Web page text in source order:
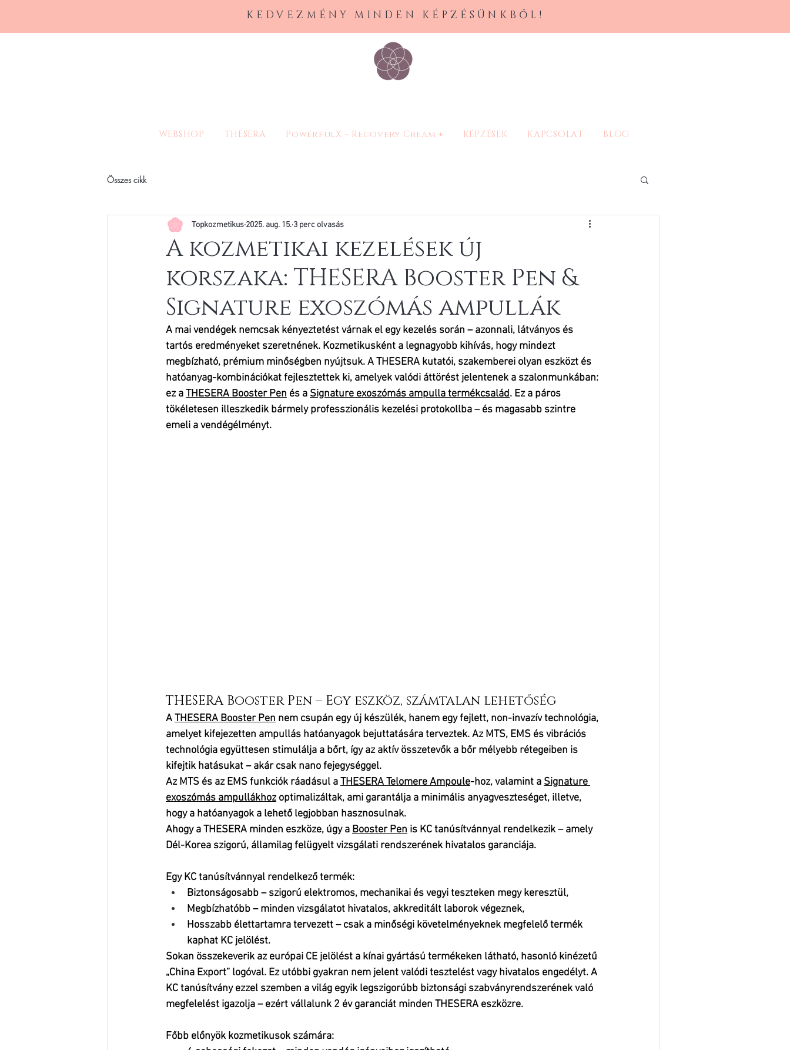
KEDVEZMÉNY MINDEN KÉPZÉSÜNKBŐL!
WEBSHOP THESERA PowerfulX - Recovery Cream + KÉPZÉSEK KAPCSOLAT BLOG
Összes cikk
A kozmetikai kezelések új
korszaka: THESERA Booster Pen &
Signature exoszómás ampullák
Topkozmetikus 2025. aug. 15. 3 perc olvasás
A mai vendégek nemcsak kényeztetést várnak el egy kezelés során – azonnali, látványos és
tartós eredményeket szeretnének. Kozmetikusként a legnagyobb kihívás, hogy mindezt
megbízható, prémium minőségben nyújtsuk. A THESERA kutatói, szakemberei olyan eszközt és
hatóanyag-kombinációkat fejlesztettek ki, amelyek valódi áttörést jelentenek a szalonmunkában:
ez a THESERA Booster Pen és a Signature exoszómás ampulla termékcsalád. Ez a páros
tökéletesen illeszkedik bármely professzionális kezelési protokollba – és magasabb szintre
emeli a vendégélményt.
THESERA Booster Pen – Egy eszköz, számtalan lehetőség
A THESERA Booster Pen nem csupán egy új készülék, hanem egy fejlett, non-invazív technológia,
amelyet kifejezetten ampullás hatóanyagok bejuttatására terveztek. Az MTS, EMS és vibrációs
technológia együttesen stimulálja a bőrt, így az aktív összetevők a bőr mélyebb rétegeiben is
kifejtik hatásukat – akár csak nano fejegységgel.
Az MTS és az EMS funkciók ráadásul a THESERA Telomere Ampoule-hoz, valamint a Signature
exoszómás ampullákhoz optimalizáltak, ami garantálja a minimális anyagveszteséget, illetve,
hogy a hatóanyagok a lehető legjobban hasznosulnak.
Ahogy a THESERA minden eszköze, úgy a Booster Pen is KC tanúsítvánnyal rendelkezik – amely
Dél-Korea szigorú, államilag felügyelt vizsgálati rendszerének hivatalos garanciája.
Egy KC tanúsítvánnyal rendelkező termék:
Biztonságosabb – szigorú elektromos, mechanikai és vegyi teszteken megy keresztül,
Megbízhatóbb – minden vizsgálatot hivatalos, akkreditált laborok végeznek,
Hosszabb élettartamra tervezett – csak a minőségi követelményeknek megfelelő termék
kaphat KC jelölést.
Sokan összekeverik az európai CE jelölést a kínai gyártású termékeken látható, hasonló kinézetű
„China Export” logóval. Ez utóbbi gyakran nem jelent valódi tesztelést vagy hivatalos engedélyt. A
KC tanúsítvány ezzel szemben a világ egyik legszigorúbb biztonsági szabványrendszerének való
megfelelést igazolja – ezért vállalunk 2 év garanciát minden THESERA eszközre.
Főbb előnyök kozmetikusok számára: